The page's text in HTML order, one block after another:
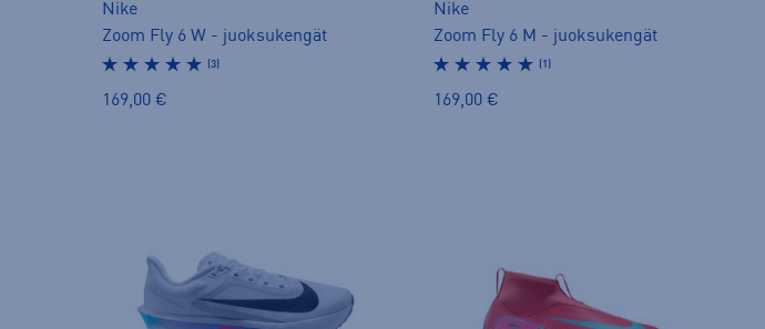
Nike
Zoom Fly 6 W - juoksukengät
(3)
169,00 €
Nike
Zoom Fly 6 M - juoksukengät
(1)
169,00 €